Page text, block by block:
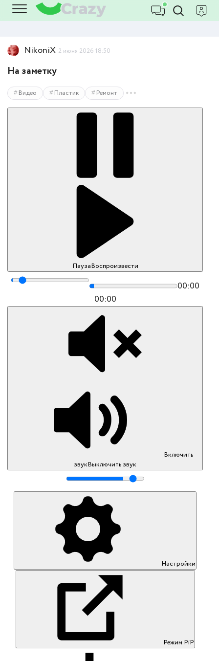
NikoniX 2 июня 2026 18:50
На заметку
Видео Пластик Ремонт
ПаузаВоспроизвести
00:00
00:00
Включить
звукВыключить звук
Настройки
Режим PiP